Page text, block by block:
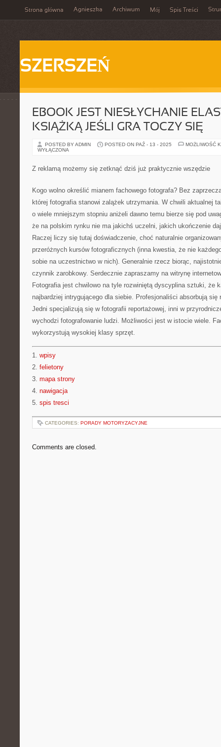
Strona główna Agnieszka Archiwum Mój Spis Treści
SZERSZEŃ
EBOOK JEST NIESŁYCHANIE
KSIĄŻKĄ JEŚLI GRA TOCZY SIĘ
POSTED BY ADMIN POSTED ON PAŹ - 13 - 2025
MOŻLIWOŚĆ
WYŁĄCZONA
Z reklamą możemy się zetknąć dziś już praktycznie wszędzie
Kogo wolno określić mianem fachowego fotografa? Bez
której fotografia stanowi zalążek utrzymania. W chwili aktualnej
o wiele mniejszym stopniu aniżeli dawno temu bierze się pod
że na polskim rynku nie ma jakichś uczelni, jakich ukończenie
Raczej liczy się tutaj doświadczenie, choć naturalnie
przeróżnych kursów fotograficznych (inna kwestia, że nie
sobie na uczestnictwo w nich). Generalnie rzecz biorąc,
czynnik zarobkowy. Serdecznie zapraszamy na witrynę
Fotografia jest chwilowo na tyle rozwiniętą dyscyplina sztuki, że
najbardziej intrygującego dla siebie. Profesjonaliści absorbują
Jedni specjalizują się w fotografii reportażowej, inni w
wychodzi fotografowanie ludzi. Możliwości jest w istocie wiele.
wykorzystują wysokiej klasy sprzęt.
1. wpisy
2. felietony
3. mapa strony
4. nawigacja
5. spis tresci
CATEGORIES: PORADY MOTORYZACYJNE
Comments are closed.